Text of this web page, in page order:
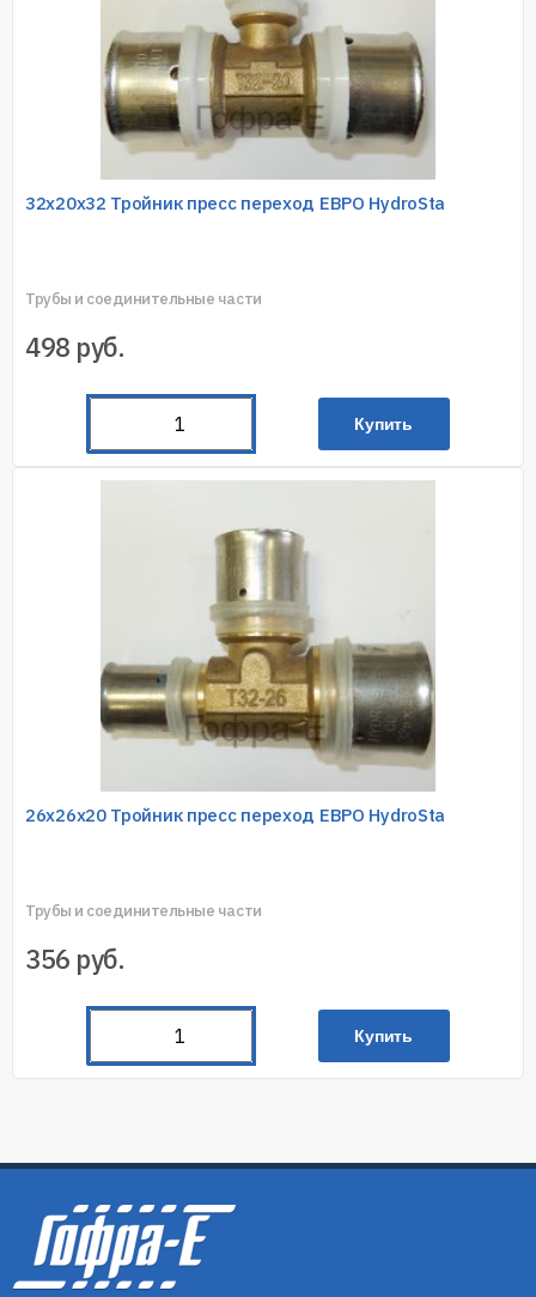
32х20х32 Тройник пресс переход ЕВРО HydroSta
Трубы и соединительные части
498 руб.
Купить
26х26х20 Тройник пресс переход ЕВРО HydroSta
Трубы и соединительные части
356 руб.
Купить